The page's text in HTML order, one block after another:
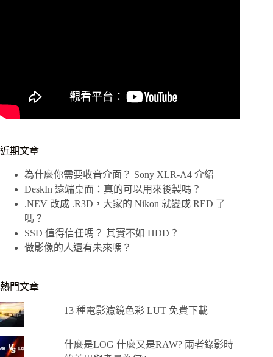
近期文章
為什麼你需要收音介面？ Sony XLR-A4 介紹
DeskIn 遠端桌面：真的可以用來後製嗎？
.NEV 改成 .R3D，大家的 Nikon 就變成 RED 了
嗎？
SSD 值得信任嗎？ 其實不如 HDD？
做影像的人還有未來嗎？
熱門文章
13 種電影濾鏡色彩 LUT 免費下載
什麼是LOG 什麼又是RAW? 兩者錄影時